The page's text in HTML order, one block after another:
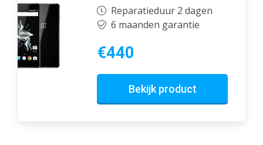
Reparatieduur 2 dagen
6 maanden garantie
€440
Bekijk product